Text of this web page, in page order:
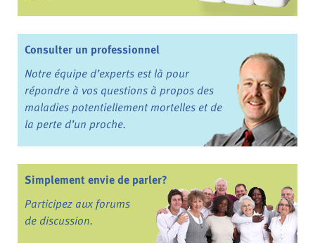
Consulter un professionnel
Notre équipe d’experts est là pour
répondre à vos questions à propos des
maladies potentiellement mortelles et de
la perte d’un proche.
Simplement envie de parler?
Participez aux forums
de discussion.